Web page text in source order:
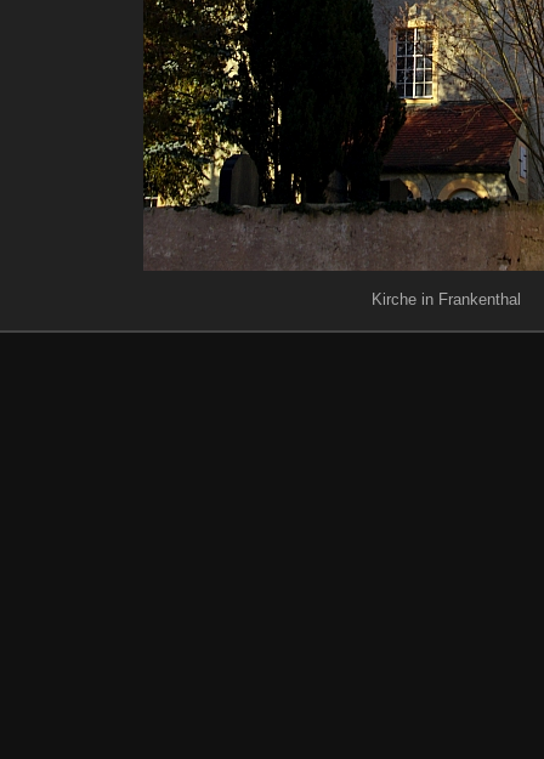
Kirche in Frankenthal